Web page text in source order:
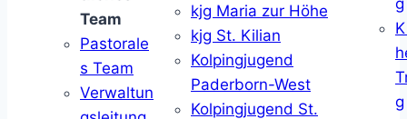
Team
Pastorale
s Team
Verwaltun
kjg Maria zur Höhe
kjg St. Kilian
Kolpingjugend
Paderborn-West
Kolpingjugend St.
g
g